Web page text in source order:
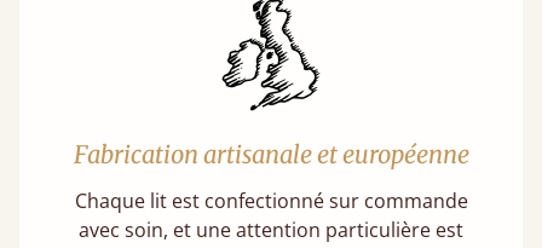
Fabrication artisanale et européenne
Chaque lit est confectionné sur commande
avec soin, et une attention particulière est